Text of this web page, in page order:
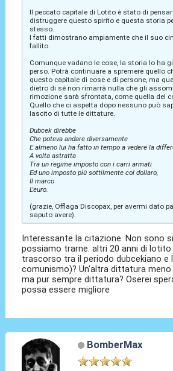
Il peccato capitale di Lotito è stato di
distruggere questo spirito e questa storia
stesso.
I fatti dimostrano ampiamente che il suo
fallito.
Comunque vadano le cose, la storia lo ha
perso. Potrà continuare a spremere quello
questo capitale di cose e di persone, ma
dietro di sé non rimarrà nulla che gli
rimozione sarà sfrontata, come quella del
Quello che ci aspetta dopo nessuno può
lascito di tutte le dittature.
Dubcek direbbe
Che poteva andare diversamente
E almeno lui ha fatto in tempo a vedere la
A volta astratta
Tra un regime imposto con i carri armati
Ed uno imposto più sottilmente col dollaro,
Il marco
L'euro.
(grazie, Offlaga Discopax, per avermi dato
saputo avere).
Interessante la citazione. Non sono
possiamo trarne: altri 20 anni di
trascorso tra il periodo dubcekiano e
comunismo)? Un'altra dittatura
ma pur sempre dittatura? Oserei
possa essere migliore
BomberMax